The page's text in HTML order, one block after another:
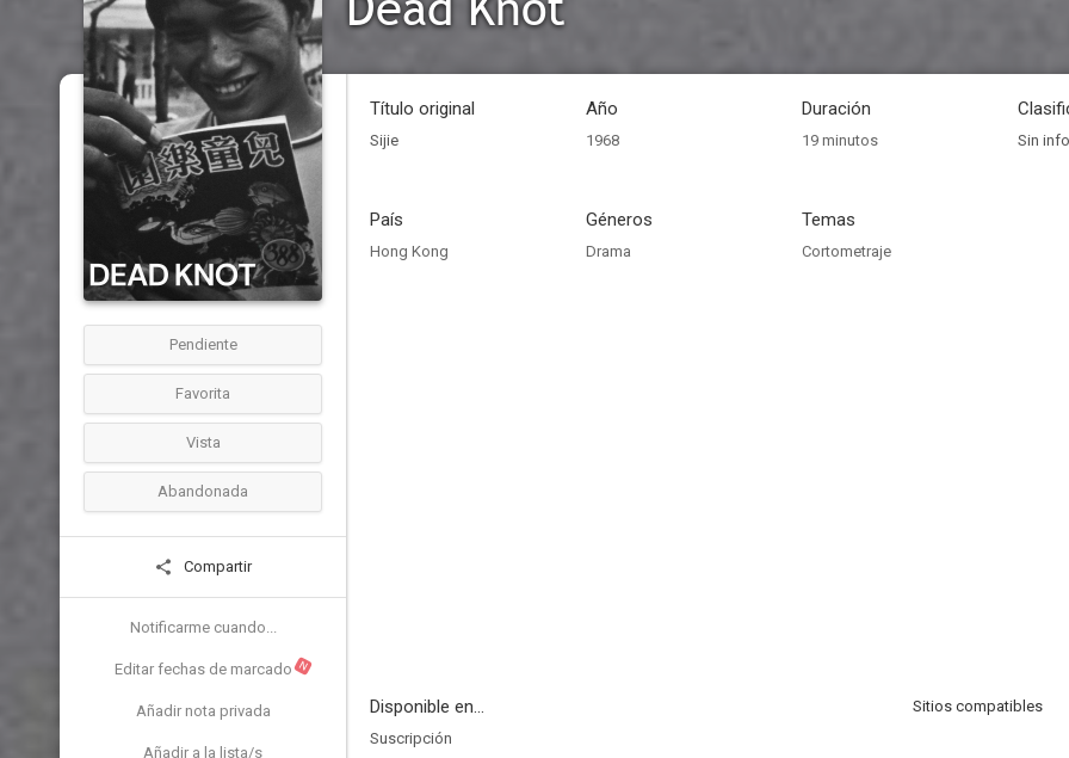
Pendiente
Favorita
Vista
Abandonada
Compartir
Notificarme cuando...
Editar fechas de marcado N
Añadir nota privada
Añadir a la lista/s
Título original
Sijie
Año
1968
Duración
19 minutos Sin
País
Hong Kong
Géneros
Drama
Temas
Cortometraje
Disponible en...
Sitios compatibles
Suscripción